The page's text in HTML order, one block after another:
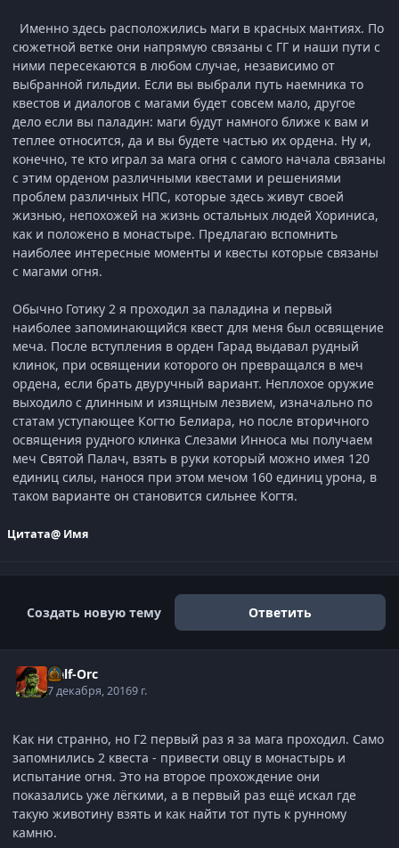
Именно здесь расположились маги в красных мантиях. По
сюжетной ветке они напрямую связаны с ГГ и наши пути с
ними пересекаются в любом случае, независимо от
выбранной гильдии. Если вы выбрали путь наемника то
квестов и диалогов с магами будет совсем мало, другое
дело если вы паладин: маги будут намного ближе к вам и
теплее относится, да и вы будете частью их ордена. Ну и,
конечно, те кто играл за мага огня с самого начала связаны
с этим орденом различными квестами и решениями
проблем различных НПС, которые здесь живут своей
жизнью, непохожей на жизнь остальных людей Хориниса,
как и положено в монастыре. Предлагаю вспомнить
наиболее интересные моменты и квесты которые связаны
с магами огня.
Обычно Готику 2 я проходил за паладина и первый
наиболее запоминающийся квест для меня был освящение
меча. После вступления в орден Гарад выдавал рудный
клинок, при освящении которого он превращался в меч
ордена, если брать двуручный вариант. Неплохое оружие
выходило с длинным и изящным лезвием, изначально по
статам уступающее Когтю Белиара, но после вторичного
освящения рудного клинка Слезами Инноса мы получаем
меч Святой Палач, взять в руки который можно имея 120
единиц силы, нанося при этом мечом 160 единиц урона, в
таком варианте он становится сильнее Когтя.
Цитата@ Имя
Создать новую тему Ответить
Half-Orc
7 декабря, 20169 г.
Как ни странно, но Г2 первый раз я за мага проходил. Само
запомнились 2 квеста - привести овцу в монастырь и
испытание огня. Это на второе прохождение они
показались уже лёгкими, а в первый раз ещё искал где
такую животину взять и как найти тот путь к рунному
камню.